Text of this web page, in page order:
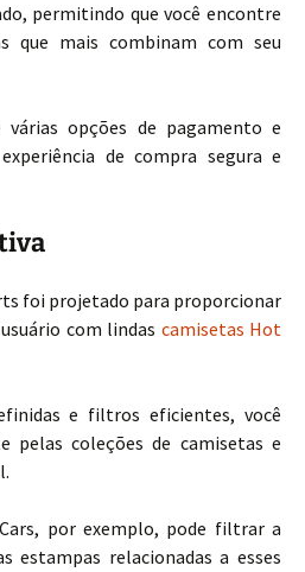
permitindo que você encontre
que mais combinam com seu
opções de pagamento e
de compra segura e
foi projetado para proporcionar
com lindas camisetas Hot
e filtros eficientes, você
pelas coleções de camisetas e
por exemplo, pode filtrar a
estampas relacionadas a esses